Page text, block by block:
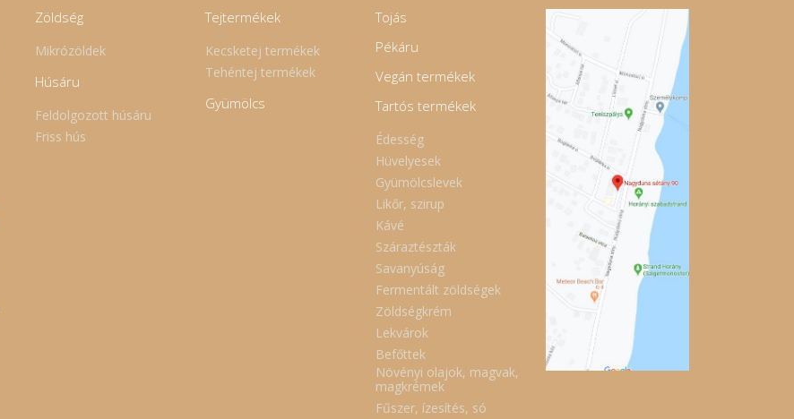
Zöldség
Mikrózöldek
Húsáru
Feldolgozott húsáru
Friss hús
Tejtermékek
Kecsketej termékek
Tehéntej termékek
Gyümölcs
Tojás
Pékáru
Vegán termékek
Tartós termékek
Édesség
Hüvelyesek
Gyümölcslevek
Likőr, szirup
Kávé
Száraztészták
Savanyúság
Fermentált zöldségek
Zöldségkrém
Lekvárok
Befőttek
Növényi olajok, magvak,
magkrémek
Fűszer, ízesítés, só